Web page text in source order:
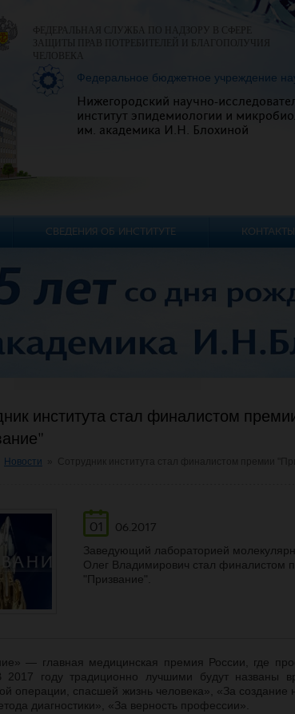
института стал финалистом
Новости
01
06.2017
Заведующий лабораторией
Олег Владимирович стал финалистом
"Призвание".
— главная медицинская премия России, где
2017 году традиционно лучшими будут названы
операции, спасшей жизнь человека», «За создание
диагностики», «За верность профессии».
ФЕДЕРАЛЬНАЯ СЛУЖБА ПО НАДЗОРУ В СФЕРЕ
ЗАЩИТЫ ПРАВ ПОТРЕБИТЕЛЕЙ И БЛАГОПОЛУЧИЯ
ЧЕЛОВЕКА
Федеральное бюджетное учреждение
Нижегородский научно-
институт эпидемиологии и
им. академика И.Н. Блохиной
СВЕДЕНИЯ ОБ ИНСТИТУТЕ КОНТАКТЫ